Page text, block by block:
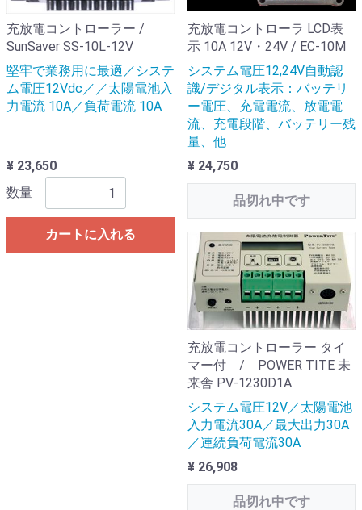
充放電コントローラー /
SunSaver SS-10L-12V
堅牢で業務用に最適／システ
ム電圧12Vdc／／太陽電池入
力電流 10A／負荷電流 10A
¥ 23,650
数量
カートに入れる
充放電コントローラ LCD表
示 10A 12V・24V / EC-10M
システム電圧12,24V自動認
識/デジタル表示：バッテリ
ー電圧、充電電流、放電電
流、充電段階、バッテリー残
量、他
¥ 24,750
品切れ中です
充放電コントローラー タイ
マー付 / POWER TITE 未
来舎 PV-1230D1A
システム電圧12V／太陽電池
入力電流30A／最大出力30A
／連続負荷電流30A
¥ 26,908
品切れ中です